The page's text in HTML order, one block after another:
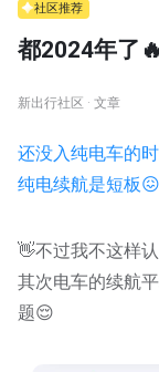
社区推荐
都2024年了
新出行社区 · 文章
还没入纯电车的
纯电续航是短板
👋不过我不这样
其次电车的续航
题😌